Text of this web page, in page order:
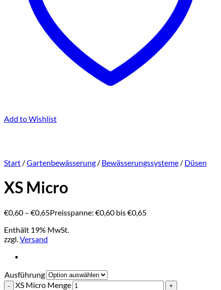
Add to Wishlist
Start /Gartenbewässerung / Bewässerungssysteme / Düsen
XS Micro
€0,60 – €0,65Preisspanne: €0,60 bis €0,65
Enthält 19% MwSt.
zzgl.Versand
Ausführung
XS Micro Menge